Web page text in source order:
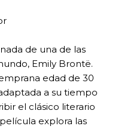
de una de las
Emily Brontë.
edad de 30
a su tiempo
el clásico literario
película explora las